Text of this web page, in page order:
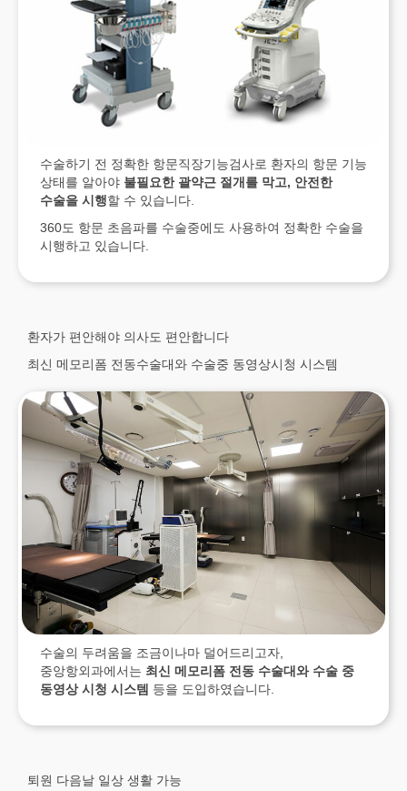
수술하기 전 정확한 항문직장기능검사로 환자의 항문 기능
상태를 알아야 불필요한 괄약근 절개를 막고, 안전한
수술을 시행할 수 있습니다.
360도 항문 초음파를 수술중에도 사용하여 정확한 수술을
시행하고 있습니다.
환자가 편안해야 의사도 편안합니다
최신 메모리폼 전동수술대와 수술중 동영상시청 시스템
수술의 두려움을 조금이나마 덜어드리고자,
중앙항외과에서는 최신 메모리폼 전동 수술대와 수술 중
동영상 시청 시스템 등을 도입하였습니다.
퇴원 다음날 일상 생활 가능